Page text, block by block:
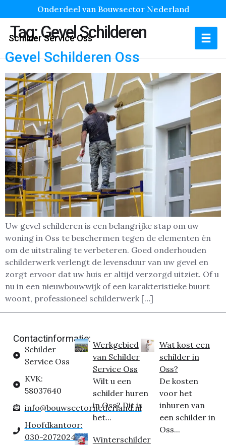
Onderdeel van Bouwsector Nederland
Schilder Service Oss
Tag:Gevel Schilderen
Gevel Schilderen Oss
Uw gevel schilderen is een belangrijke stap om uw
woning in Oss te beschermen tegen de elementen én
om de uitstraling te verbeteren. Goed onderhouden
schilderwerk verlengt de levensduur van uw gevel en
zorgt ervoor dat uw huis er altijd verzorgd uitziet. Of u
nu in een nieuwbouwwijk of een karakteristieke buurt
woont, professioneel schilderwerk […]
Contactinformatie:
Schilder
Service Oss
KVK:
58037640
info@bouwsectornederland.nl
Hoofdkantoor:
030-2072024
Werkgebied
van Schilder
Service Oss
Wilt u een
schilder huren
in Oss? Dit is
het...
Winterschilder
Wat kost een
schilder in
Oss?
De kosten
voor het
inhuren van
een schilder in
Oss...